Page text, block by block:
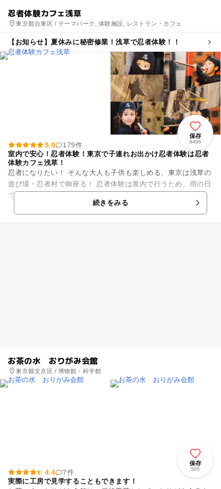
忍者体験カフェ浅草
東京都台東区 / テーマパーク, 体験施設, レストラン・カフェ
【お知らせ】夏休みに秘密修業！浅草で忍者体験！！
保存
9466
5.0
179件
室内で安心！忍者体験！東京で子連れお出かけ忍者体験は忍者
体験カフェ浅草！
忍者になりたい！ そんな大人も子供も楽しめる、東京は浅草の
遊び場・忍者村で御座る！ 忍者体験は屋内で行うため、雨の日
でも天気も気候も問題なし！！ 店内に、お子様も大人の方も驚
続きをみる
お茶の水 おりがみ会館
東京都文京区 / 博物館・科学館
保存
505
4.4
7件
実際に工房で見学することもできます！